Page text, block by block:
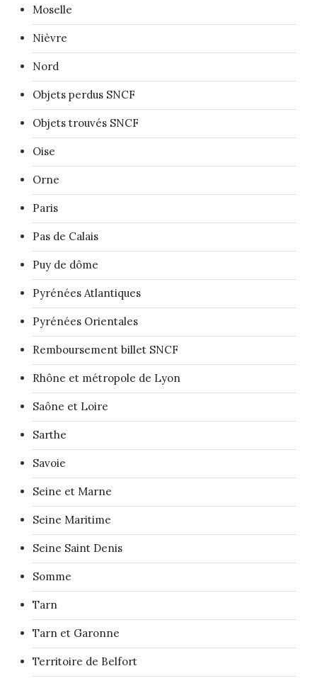
Moselle
Nièvre
Nord
Objets perdus SNCF
Objets trouvés SNCF
Oise
Orne
Paris
Pas de Calais
Puy de dôme
Pyrénées Atlantiques
Pyrénées Orientales
Remboursement billet SNCF
Rhône et métropole de Lyon
Saône et Loire
Sarthe
Savoie
Seine et Marne
Seine Maritime
Seine Saint Denis
Somme
Tarn
Tarn et Garonne
Territoire de Belfort